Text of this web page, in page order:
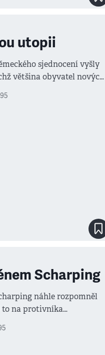
utopii
sjednocení vyšly
většina obyvatel nových
roce 1989 za lepší než za
Scharping
náhle rozpomněl
to na protivníka